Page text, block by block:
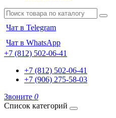
Чат в Telegram
Чат в WhatsApp
+7 (812) 502-06-41
+7 (812) 502-06-41
+7 (906) 275-58-03
Звоните 0
Список категорий